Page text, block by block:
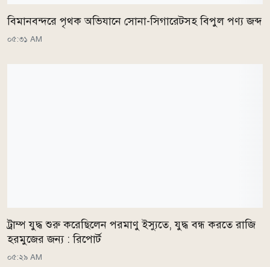
বিমানবন্দরে পৃথক অভিযানে সোনা-সিগারেটসহ বিপুল পণ্য জব্দ
০৫:৩১ AM
ট্রাম্প যুদ্ধ শুরু করেছিলেন পরমাণু ইস্যুতে, যুদ্ধ বন্ধ করতে রাজি
হরমুজের জন্য : রিপোর্ট
০৫:২৯ AM